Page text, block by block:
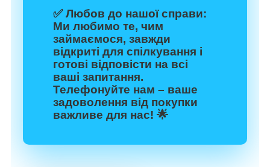
✅Любов до нашої справи:
Ми любимо те, чим
займаємося, завжди
відкриті для спілкування і
готові відповісти на всі
ваші запитання.
Телефонуйте нам – ваше
задоволення від покупки
важливе для нас! 🌟